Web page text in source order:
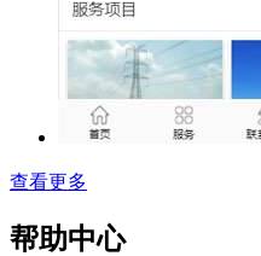
查看更多
帮助中心